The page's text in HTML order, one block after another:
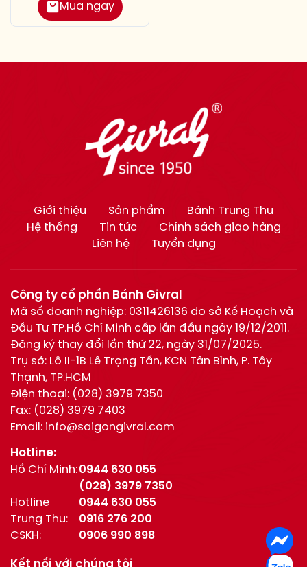
Mua ngay
Giới thiệu Sản phẩm
Bánh Trung Thu
Hệ thống
Tin tức
Chính sách giao hàng
Liên hệ
Tuyển dụng
Công ty cổ phần Bánh Givral
Mã số doanh nghiệp: 0311426136 do sở Kế Hoạch và
Đầu Tư TP.Hồ Chí Minh cấp lần đầu ngày 19/12/2011.
Đăng ký thay đổi lần thứ 22, ngày 31/07/2025.
Trụ sở: Lô II-1B Lê Trọng Tấn, KCN Tân Bình, P. Tây
Thạnh, TP.HCM
Điện thoại: (028) 3979 7350
Fax: (028) 3979 7403
Email: info@saigongivral.com
Hotline:
Hồ Chí Minh:0944 630 055
(028) 3979 7350
Hotline
Trung Thu:
0944 630 055
0916 276 200
CSKH:
0906 990 898
Kết nối với chúng tôi